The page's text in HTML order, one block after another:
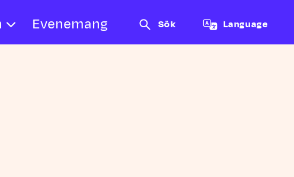
Evenemang Sök Language